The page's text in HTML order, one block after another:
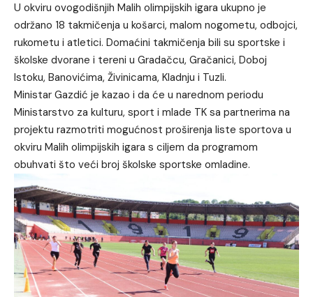
U okviru ovogodišnjih Malih olimpijskih igara ukupno je
održano 18 takmičenja u košarci, malom nogometu, odbojci,
rukometu i atletici. Domaćini takmičenja bili su sportske i
školske dvorane i tereni u Gradačcu, Gračanici, Doboj
Istoku, Banovićima, Živinicama, Kladnju i Tuzli.
Ministar Gazdić je kazao i da će u narednom periodu
Ministarstvo za kulturu, sport i mlade TK sa partnerima na
projektu razmotriti mogućnost proširenja liste sportova u
okviru Malih olimpijskih igara s ciljem da programom
obuhvati što veći broj školske sportske omladine.